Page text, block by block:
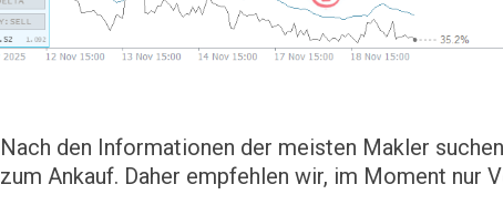
Nach den Informationen der meisten Makler
zum Ankauf. Daher empfehlen wir, im Moment nur